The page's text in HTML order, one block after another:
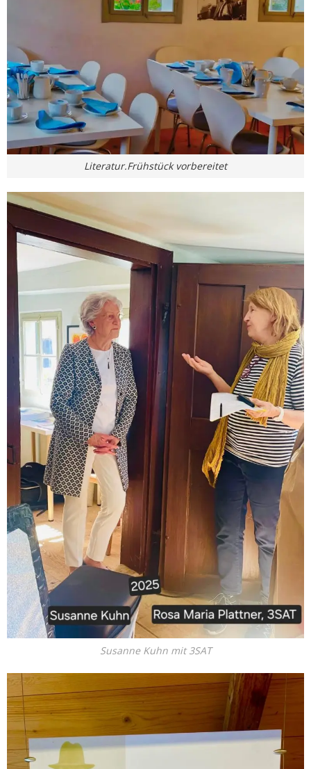
Literatur.Frühstück vorbereitet
Susanne Kuhn mit 3SAT